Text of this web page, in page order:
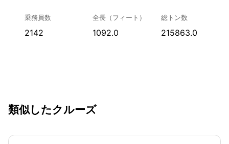
乗務員数
2142
全長（フィート）
1092.0
総トン数
215863.0
類似したクルーズ